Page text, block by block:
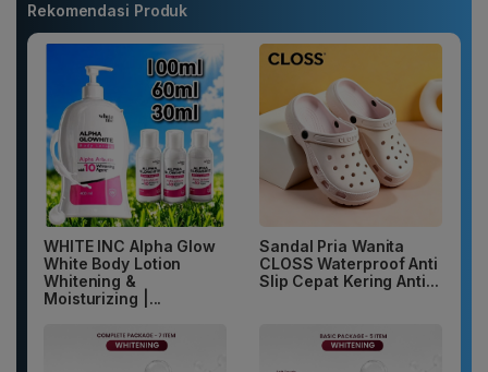
Rekomendasi Produk
WHITE INC Alpha Glow
White Body Lotion
Whitening &
Moisturizing |...
Sandal Pria Wanita
CLOSS Waterproof Anti
Slip Cepat Kering Anti...